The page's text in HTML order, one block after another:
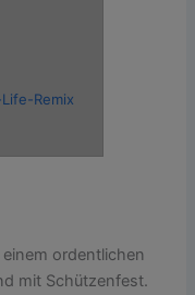
Remix
ordentlichen
mit Schützenfest.